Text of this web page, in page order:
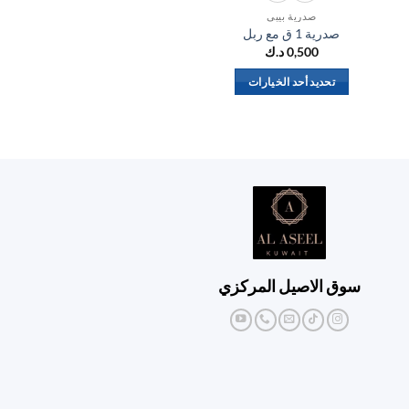
صدرية بيبي
صدرية 1 ق مع ربل
0,500د.ك
تحديد أحد الخيارات
المختلفة
لهذا
المنتج.
يمكن
الخيارات
على
صفحة
سوق الاصيل المركزي